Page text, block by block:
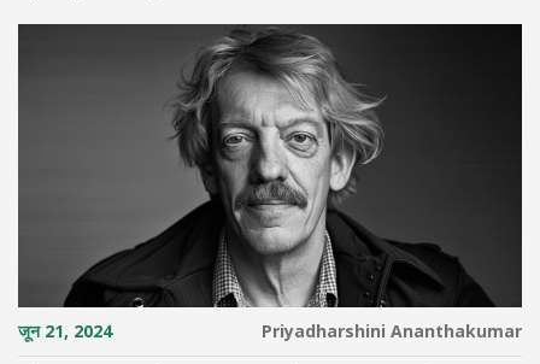
जून 21, 2024 Priyadharshini Ananthakumar